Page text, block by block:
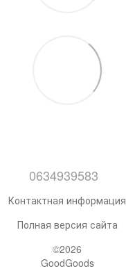
0634939583
Контактная информация
Полная версия сайта
©2026
GoodGoods